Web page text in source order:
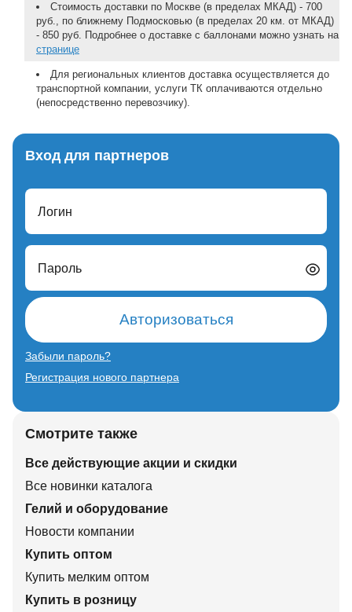
Стоимость доставки по Москве (в пределах МКАД) - 700
руб., по ближнему Подмосковью (в пределах 20 км. от МКАД)
- 850 руб. Подробнее о доставке с баллонами можно узнать на
странице
Для региональных клиентов доставка осуществляется до
транспортной компании, услуги ТК оплачиваются отдельно
(непосредственно перевозчику).
Вход для партнеров
Логин
Пароль
Авторизоваться
Забыли пароль?
Регистрация нового партнера
Смотрите также
Все действующие акции и скидки
Все новинки каталога
Гелий и оборудование
Новости компании
Купить оптом
Купить мелким оптом
Купить в розницу